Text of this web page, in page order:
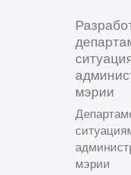
мэрии
мэрии